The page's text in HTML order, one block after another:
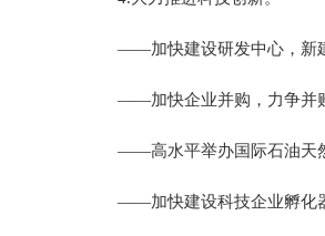
——加快建设研发中心，新建
——加快企业并购，力争并购
——高水平举办国际石油天
——加快建设科技企业孵化器